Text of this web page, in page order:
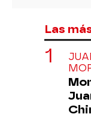
Las